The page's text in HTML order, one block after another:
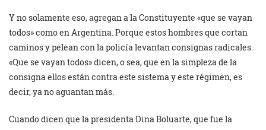
Y no solamente eso, agregan a la Constituyente «que se vayan
todos» como en Argentina. Porque estos hombres que cortan
caminos y pelean con la policía levantan consignas radicales.
«Que se vayan todos» dicen, o sea, que en la simpleza de la
consigna ellos están contra este sistema y este régimen, es
decir, ya no aguantan más.
Cuando dicen que la presidenta Dina Boluarte, que fue la